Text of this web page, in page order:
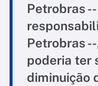
Petrobras
Petrobras
poderia ter
diminuição